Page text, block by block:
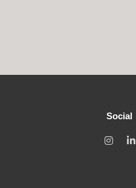
Social